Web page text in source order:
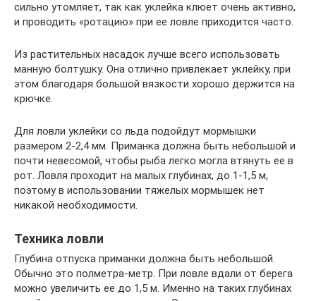
сильно утомляет, так как уклейка клюет очень активно,
и проводить «ротацию» при ее ловле приходится часто.
Из растительных насадок лучше всего использовать
манную болтушку. Она отлично привлекает уклейку, при
этом благодаря большой вязкости хорошо держится на
крючке.
Для ловли уклейки со льда подойдут мормышки
размером 2-2,4 мм. Приманка должна быть небольшой и
почти невесомой, чтобы рыба легко могла втянуть ее в
рот. Ловля проходит на малых глубинах, до 1-1,5 м,
поэтому в использовании тяжелых мормышек нет
никакой необходимости.
Техника ловли
Глубина отпуска приманки должна быть небольшой.
Обычно это полметра-метр. При ловле вдали от берега
можно увеличить ее до 1,5 м. Именно на таких глубинах